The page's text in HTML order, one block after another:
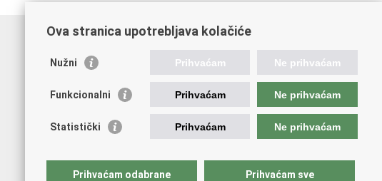
Poveznice pravosudnog sustava
Portal sudova
Državno odvjetništvo
Ured za suzbijanje korupcije i organiziranog kriminaliteta
Državnoodvjetničko vijeće
Hrvatska odvjetnička komora
Ova stranica upotrebljava kolačiće
Nužni Prihvaćam Ne prihvaćam
Funkcionalni Prihvaćam Ne prihvaćam
Statistički Prihvaćam Ne prihvaćam
Prihvaćam odabrane Prihvaćam sve